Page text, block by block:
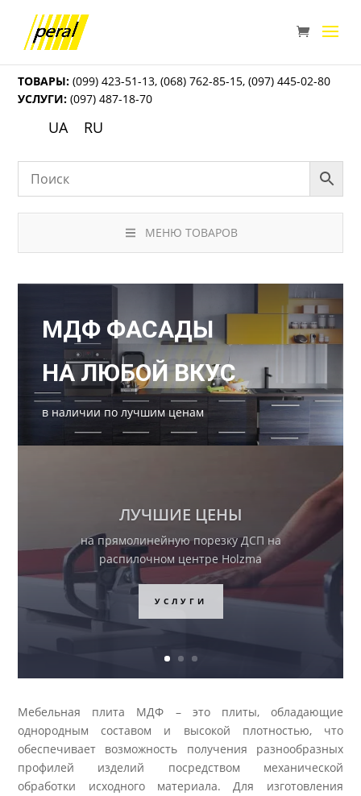
ТОВАРЫ: (099) 423-51-13,(068) 762-85-15,(097) 445-02-80
УСЛУГИ: (097) 487-18-70
UA RU
МЕНЮ ТОВАРОВ
МДФ ФАСАДЫ
НА ЛЮБОЙ ВКУС
в наличии по лучшим ценам
РАСПРОДАЖА
Невероятные цены на
комплектующие раздвижной
системы для шкафов купе!
ПЕРЕЙТИ
Мебельная плита МДФ – это плиты, обладающие
однородным составом и высокой плотностью, что
обеспечивает возможность получения разнообразных
профилей изделий посредством механической
обработки исходного материала. Для изготовления